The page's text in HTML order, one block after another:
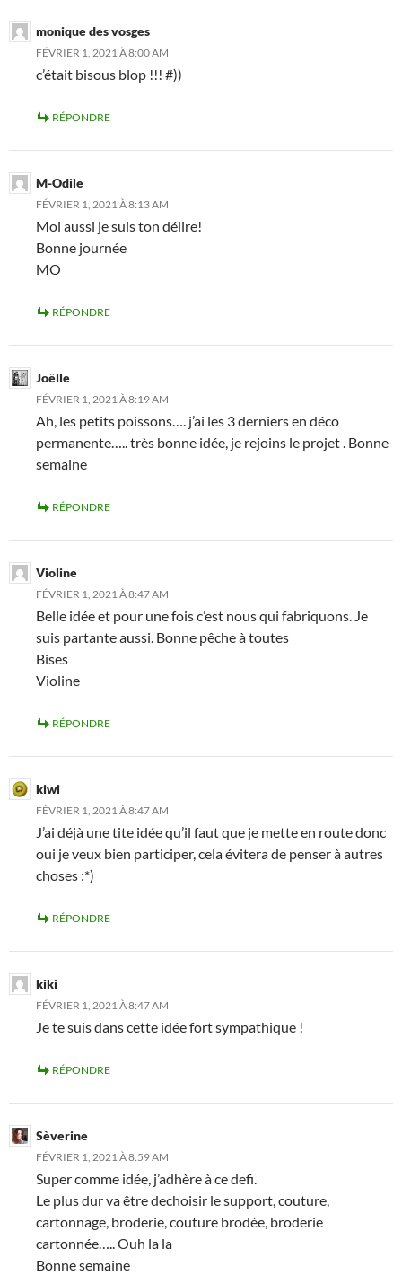
monique des vosges
FÉVRIER 1, 2021 À 8:00 AM
c’était bisous blop !!! #))
RÉPONDRE
M-Odile
FÉVRIER 1, 2021 À 8:13 AM
Moi aussi je suis ton délire!
Bonne journée
MO
RÉPONDRE
Joëlle
FÉVRIER 1, 2021 À 8:19 AM
Ah, les petits poissons…. j’ai les 3 derniers en déco
permanente….. très bonne idée, je rejoins le projet . Bonne
semaine
RÉPONDRE
Violine
FÉVRIER 1, 2021 À 8:47 AM
Belle idée et pour une fois c’est nous qui fabriquons. Je
suis partante aussi. Bonne pêche à toutes
Bises
Violine
RÉPONDRE
kiwi
FÉVRIER 1, 2021 À 8:47 AM
J’ai déjà une tite idée qu’il faut que je mette en route donc
oui je veux bien participer, cela évitera de penser à autres
choses :*)
RÉPONDRE
kiki
FÉVRIER 1, 2021 À 8:47 AM
Je te suis dans cette idée fort sympathique !
RÉPONDRE
Sèverine
FÉVRIER 1, 2021 À 8:59 AM
Super comme idée, j’adhère à ce defi.
Le plus dur va être dechoisir le support, couture,
cartonnage, broderie, couture brodée, broderie
cartonnée….. Ouh la la
Bonne semaine